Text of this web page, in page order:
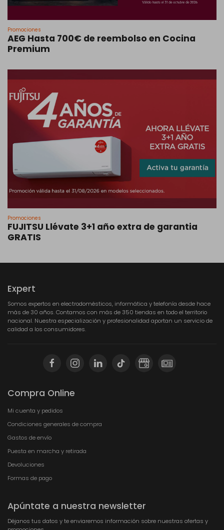
Promociones
AEG Hasta 700€ de reembolso en Cocina
Premium
Promociones
FUJITSU Llévate 3+1 año extra de garantia
GRATIS
Expert
Somos expertos en electrodomésticos, informática y telefonía desde hace
más de 30 años. Contamos con más de 350 tiendas en todo el territorio
nacional. Nuestra especialización y profesionalidad aportan un servicio de
calidad a los consumidores.
Compra Online
Mi cuenta y pedidos
Condiciones generales de compra
Gastos de envío
Puesta en marcha y retirada
Devoluciones
Formas de pago
Apúntate a nuestra newsletter
Déjanos tus datos y te enviaremos información sobre nuestras ofertas y